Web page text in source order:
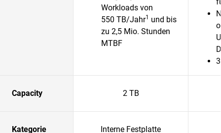
Workloads von
550 TB/Jahr1 und bis
zu 2,5 Mio. Stunden
MTBF
Capacity 2 TB
Kategorie Interne Festplatte